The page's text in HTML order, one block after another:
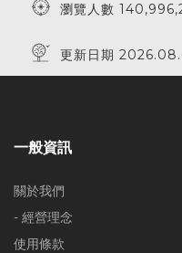
瀏覽人數
更新日期
一般資訊
關於我們
- 經營理念
使用條款